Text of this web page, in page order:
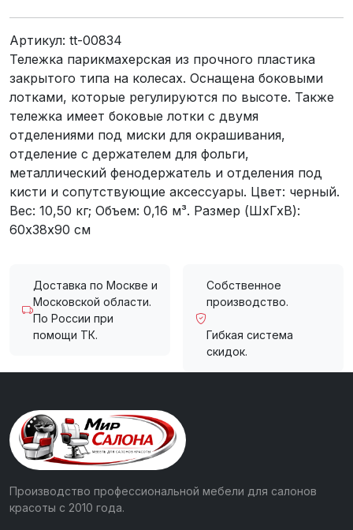
Артикул: tt-00834
Тележка парикмахерская из прочного пластика
закрытого типа на колесах. Оснащена боковыми
лотками, которые регулируются по высоте. Также
тележка имеет боковые лотки с двумя
отделениями под миски для окрашивания,
отделение с держателем для фольги,
металлический фенодержатель и отделения под
кисти и сопутствующие аксессуары. Цвет: черный.
Вес: 10,50 кг; Объем: 0,16 м³. Размер (ШхГхВ):
60х38х90 см
Доставка по Москве и
Московской области.
По России при
помощи ТК.
Собственное
производство.
Гибкая система
скидок.
Производство профессиональной мебели для салонов
красоты с 2010 года.